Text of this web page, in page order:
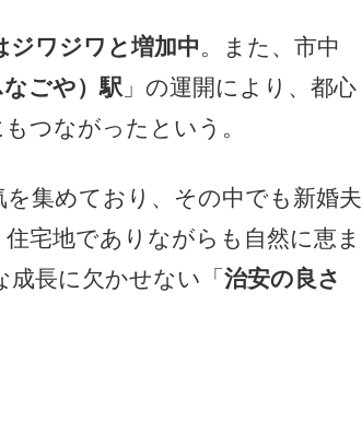
ジワジワと増加中。また、市中
ごや）駅 」の運開により、都心
つながったという。
を集めており、その中でも新婚夫
宅地でありながらも自然に恵ま
長に欠かせない「 治安の良さ